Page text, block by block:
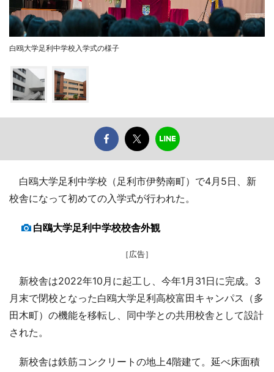
白鴎大学足利中学校入学式の様子
白鴎大学足利中学校（足利市伊勢南町）で4月5日、新
校舎になって初めての入学式が行われた。
白鴎大学足利中学校校舎外観
［広告］
新校舎は2022年10月に起工し、今年1月31日に完成。3
月末で閉校となった白鴎大学足利高校富田キャンパス（多
田木町）の機能を移転し、同中学との共用校舎として設計
された。
新校舎は鉄筋コンクリートの地上4階建て。延べ床面積